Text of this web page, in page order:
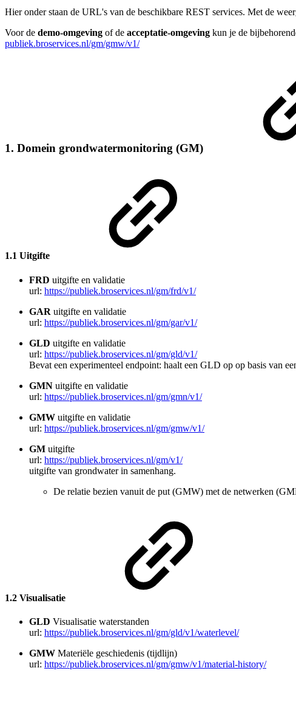
Hier onder staan de URL's van de beschikbare REST services. Met de
Voor de demo-omgeving of de acceptatie-omgeving kun je de
publiek.broservices.nl/gm/gmw/v1/
1. Domein grondwatermonitoring (GM)
1.1 Uitgifte
FRD uitgifte en validatie
url: https://publiek.broservices.nl/gm/frd/v1/
GAR uitgifte en validatie
url: https://publiek.broservices.nl/gm/gar/v1/
GLD uitgifte en validatie
url: https://publiek.broservices.nl/gm/gld/v1/
Bevat een experimenteel endpoint: haalt een GLD op op basis van
GMN uitgifte en validatie
url: https://publiek.broservices.nl/gm/gmn/v1/
GMW uitgifte en validatie
url: https://publiek.broservices.nl/gm/gmw/v1/
GM uitgifte
url: https://publiek.broservices.nl/gm/v1/
uitgifte van grondwater in samenhang.
De relatie bezien vanuit de put (GMW) met de netwerken
1.2 Visualisatie
GLD Visualisatie waterstanden
url: https://publiek.broservices.nl/gm/gld/v1/waterlevel/
GMW Materiële geschiedenis (tijdlijn)
url: https://publiek.broservices.nl/gm/gmw/v1/material-history/